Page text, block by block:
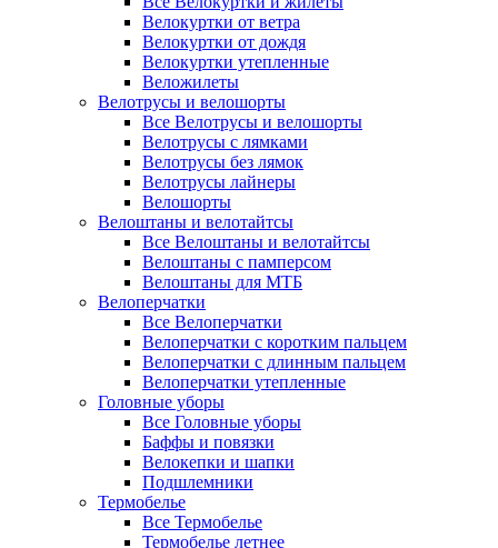
Велокуртки от ветра
Велокуртки от дождя
Велокуртки утепленные
Веложилеты
Велотрусы и велошорты
Все Велотрусы и велошорты
Велотрусы с лямками
Велотрусы без лямок
Велотрусы лайнеры
Велошорты
Велоштаны и велотайтсы
Все Велоштаны и велотайтсы
Велоштаны с памперсом
Велоштаны для МТБ
Велоперчатки
Все Велоперчатки
Велоперчатки с коротким пальцем
Велоперчатки с длинным пальцем
Велоперчатки утепленные
Головные уборы
Все Головные уборы
Баффы и повязки
Велокепки и шапки
Подшлемники
Термобелье
Все Термобелье
Термобелье летнее